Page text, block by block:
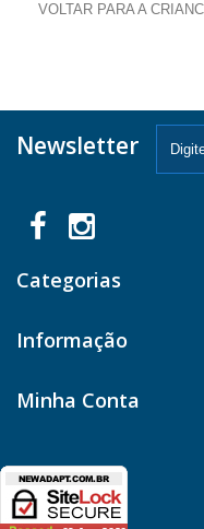
VOLTAR PARA A
Newsletter
Categorias
Informação
Minha Conta